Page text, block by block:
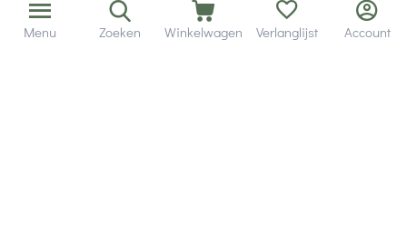
Contact gegevens
Menu Zoeken Winkelwagen Verlanglijst Account